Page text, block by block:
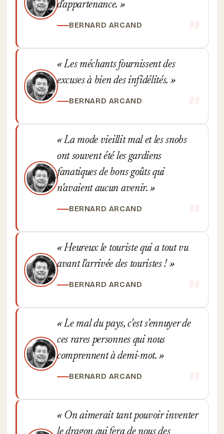
d'appartenance.
BERNARD ARCAND
Les méchants fournissent des
excuses à bien des infidélités.
BERNARD ARCAND
La mode vieillit mal et les snobs
ont souvent été les gardiens
fanatiques de bons goûts qui
n'avaient aucun avenir.
BERNARD ARCAND
Heureux le touriste qui a tout vu
avant l'arrivée des touristes !
BERNARD ARCAND
Le mal du pays, c'est s'ennuyer de
ces rares personnes qui nous
comprennent à demi-mot.
BERNARD ARCAND
On aimerait tant pouvoir inventer